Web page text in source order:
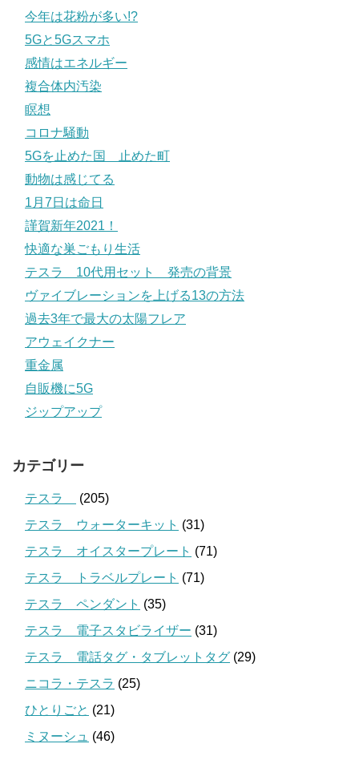
今年は花粉が多い!?
5Gと5Gスマホ
感情はエネルギー
複合体内汚染
瞑想
コロナ騒動
5Gを止めた国 止めた町
動物は感じてる
1月7日は命日
謹賀新年2021！
快適な巣ごもり生活
テスラ 10代用セット 発売の背景
ヴァイブレーションを上げる13の方法
過去3年で最大の太陽フレア
アウェイクナー
重金属
自販機に5G
ジップアップ
カテゴリー
テスラ
(205)
テスラ ウォーターキット (31)
テスラ オイスタープレート (71)
テスラ トラベルプレート (71)
テスラ ペンダント (35)
テスラ 電子スタビライザー (31)
テスラ 電話タグ・タブレットタグ (29)
ニコラ・テスラ (25)
ひとりごと (21)
ミヌーシュ (46)